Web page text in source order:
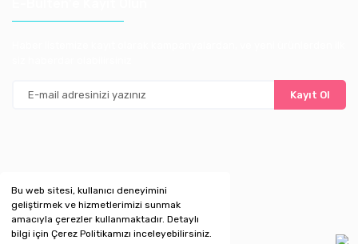
Bu web sitesi, kullanıcı deneyimini
geliştirmek ve hizmetlerimizi sunmak
amacıyla çerezler kullanmaktadır. Detaylı
bilgi için Çerez Politikamızı inceleyebilirsiniz.
Kayıt Ol